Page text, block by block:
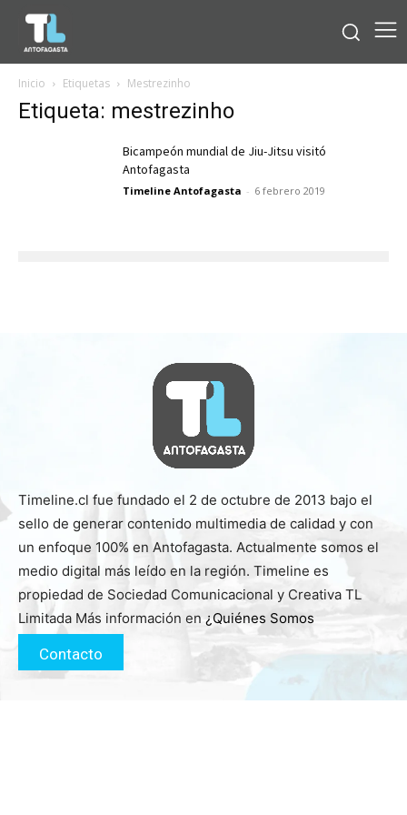
Inicio Etiquetas Mestrezinho
Etiqueta: mestrezinho
Bicampeón mundial de Jiu-Jitsu visitó
Antofagasta
Timeline Antofagasta - 6 febrero 2019
Timeline.cl fue fundado el 2 de octubre de 2013 bajo el
sello de generar contenido multimedia de calidad y con
un enfoque 100% en Antofagasta. Actualmente somos el
medio digital más leído en la región. Timeline es
propiedad de Sociedad Comunicacional y Creativa TL
Limitada Más información en ¿Quiénes Somos
Contacto